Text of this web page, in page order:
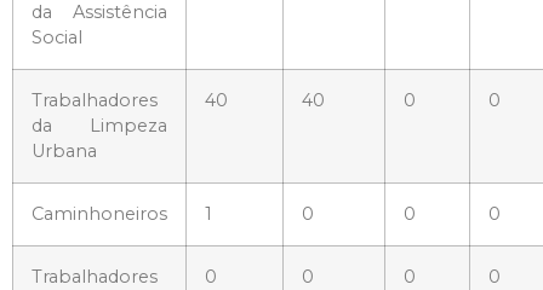
da Assistência
Social
Trabalhadores
da Limpeza
Urbana
40 40 0 0
Caminhoneiros 1 0 0 0
Trabalhadores
0 0 0 0